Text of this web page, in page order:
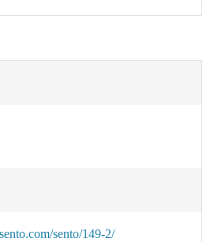
sento/149-2/